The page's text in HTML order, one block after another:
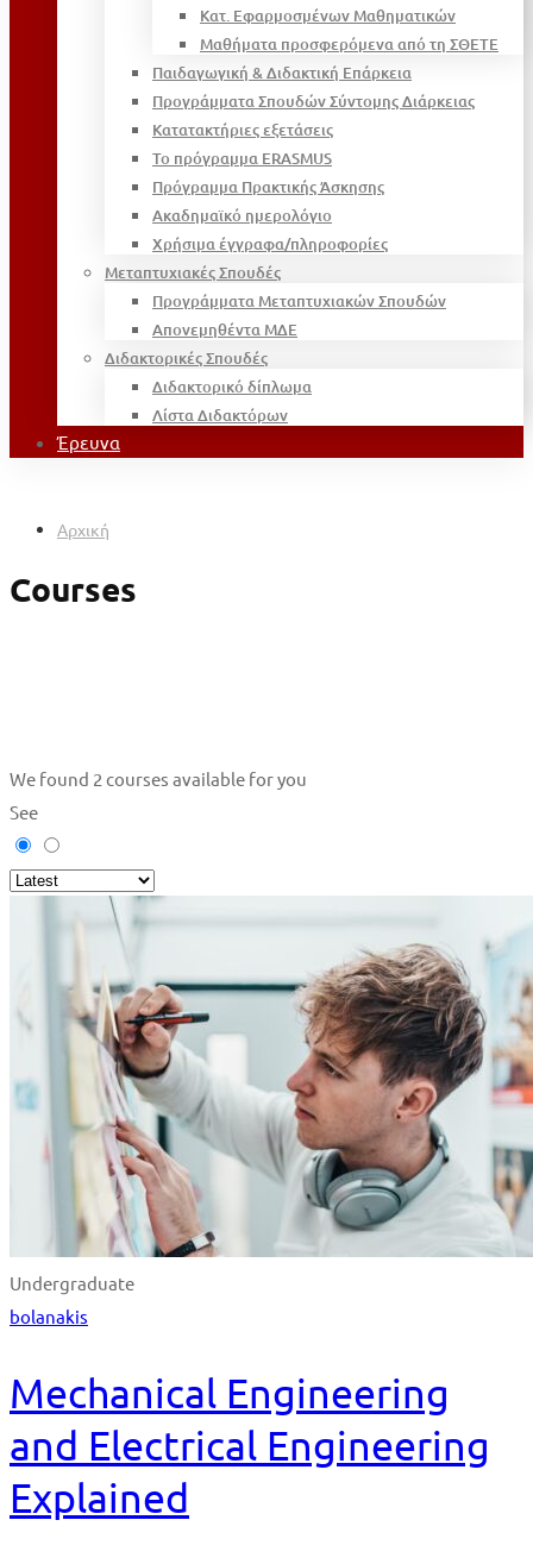
Κατ. Εφαρμοσμένων Μαθηματικών
Μαθήματα προσφερόμενα από τη ΣΘΕΤΕ
Παιδαγωγική & Διδακτική Επάρκεια
Προγράμματα Σπουδών Σύντομης Διάρκειας
Κατατακτήριες εξετάσεις
Το πρόγραμμα ERASMUS
Πρόγραμμα Πρακτικής Άσκησης
Ακαδημαϊκό ημερολόγιο
Χρήσιμα έγγραφα/πληροφορίες
Μεταπτυχιακές Σπουδές
Προγράμματα Μεταπτυχιακών Σπουδών
Απονεμηθέντα ΜΔΕ
Διδακτορικές Σπουδές
Διδακτορικό δίπλωμα
Λίστα Διδακτόρων
Έρευνα
Αρχική
Courses
We found 2 courses available for you
See
Undergraduate
bolanakis
Mechanical Engineering
and Electrical Engineering
Explained